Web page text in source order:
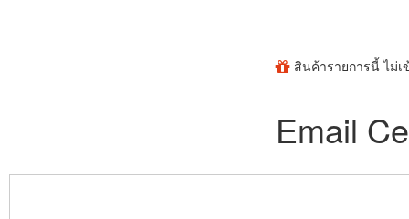
สินค้ารายการนี้ ไม่เ
Email